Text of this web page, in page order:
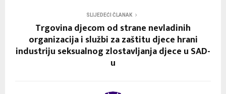
SLIJEDEĆI ČLANAK
Trgovina djecom od strane nevladinih
organizacija i službi za zaštitu djece hrani
industriju seksualnog zlostavljanja djece u SAD-
u